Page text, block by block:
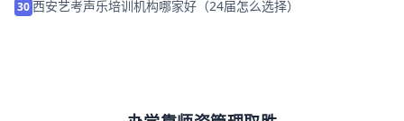
30西安艺考声乐培训机构哪家好（24届怎么选择）